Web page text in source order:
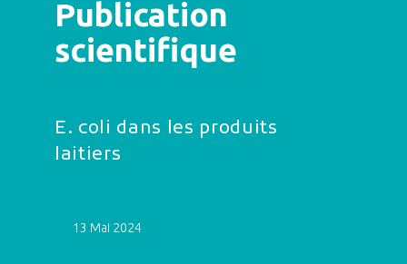
Publication
scientifique
E. coli dans les produits
laitiers
13 Mai 2024
27 juin 2024